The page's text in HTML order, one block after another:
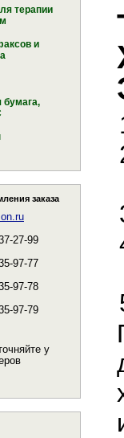
терапии
и
бумага,
заказа
27-99
97-77
97-78
97-79
у